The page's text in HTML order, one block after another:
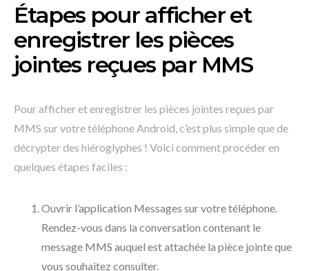
Étapes pour afficher et
enregistrer les pièces
jointes reçues par MMS
Pour afficher et enregistrer les pièces jointes reçues par
MMS sur votre téléphone Android, c’est plus simple que de
décrypter des hiéroglyphes ! Voici comment procéder en
quelques étapes faciles :
Ouvrir l’application Messages sur votre téléphone.
Rendez-vous dans la conversation contenant le
message MMS auquel est attachée la pièce jointe que
vous souhaitez consulter.